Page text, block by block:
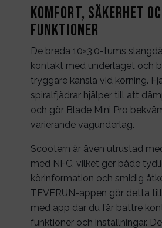
Komfort, säkerhet
funktioner
De breda 10×3.0-tums
kontakt med underlaget och
tryggare känsla vid körning.
spiralfjädrar hjälper till att
och gör Blade Mini Pro
varierande vägunderlag.
Scootern är även utrustad
med NFC, vilket ger både
körinformation och smidig
TEVERUN-appen gör detta
med app där du får bättre
funktioner och inställningar.